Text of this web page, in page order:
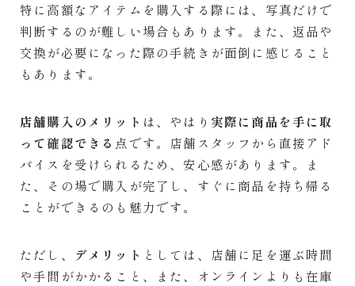
特に高額なアイテムを購入する際には、写真だけで
判断するのが難しい場合もあります。また、返品や
交換が必要になった際の手続きが面倒に感じること
もあります。
店舗購入のメリット は、やはり 実際に商品を手に取
って確認できる 点です。店舗スタッフから直接アド
バイスを受けられるため、安心感があります。ま
た、その場で購入が完了し、すぐに商品を持ち帰る
ことができるのも魅力です。
ただし、 デメリット としては、店舗に足を運ぶ時間
や手間がかかること、また、オンラインよりも在庫